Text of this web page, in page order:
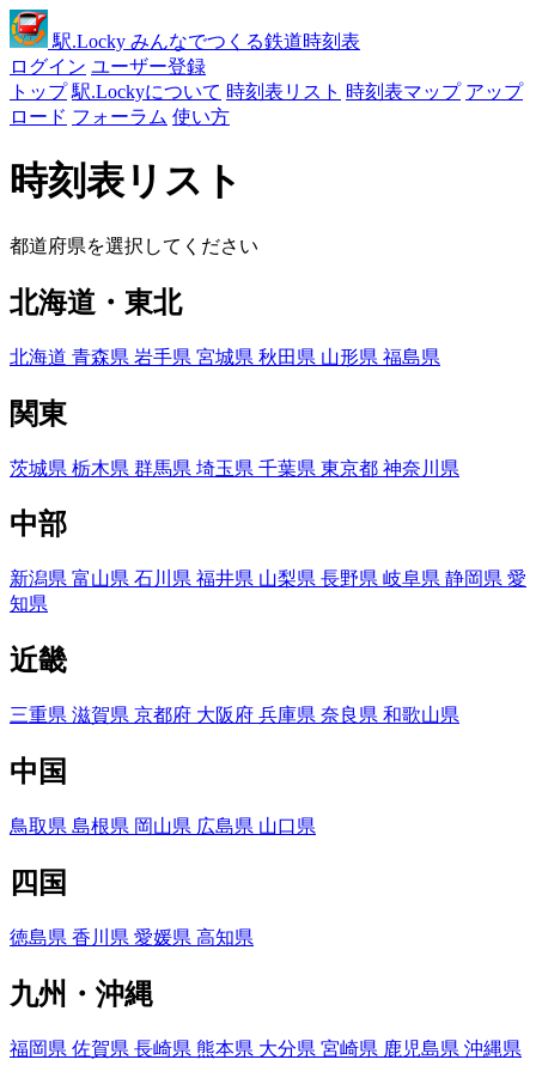
駅.Locky みんなでつくる鉄道時刻表
ログイン ユーザー登録
トップ 駅.Lockyについて 時刻表リスト 時刻表マップ アップ
ロード フォーラム 使い方
時刻表リスト
都道府県を選択してください
北海道・東北
北海道 青森県 岩手県 宮城県 秋田県 山形県 福島県
関東
茨城県 栃木県 群馬県 埼玉県 千葉県 東京都 神奈川県
中部
新潟県 富山県 石川県 福井県 山梨県 長野県 岐阜県 静岡県 愛
知県
近畿
三重県 滋賀県 京都府 大阪府 兵庫県 奈良県 和歌山県
中国
鳥取県 島根県 岡山県 広島県 山口県
四国
徳島県 香川県 愛媛県 高知県
九州・沖縄
福岡県 佐賀県 長崎県 熊本県 大分県 宮崎県 鹿児島県 沖縄県